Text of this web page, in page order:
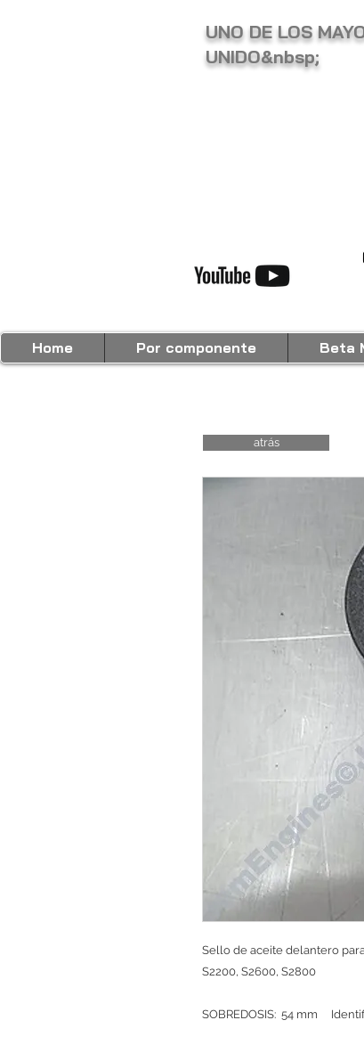
UNO DE LOS
UNIDO&nbsp;
Sello de aceite delantero para
S2200, S2600, S2800
SOBREDOSIS: 54 mm
atrás
Home Por componente Beta